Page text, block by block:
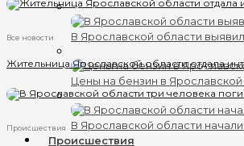
В Ярославской области
Цены на бензин в
В Ярославской области
Происшествия
Все новости
Жительница Ярославской области отдала
Происшествия